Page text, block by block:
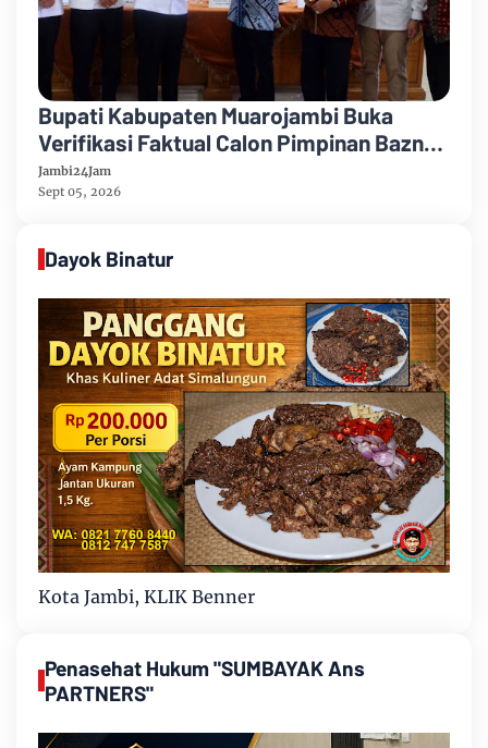
Bupati Kabupaten Muarojambi Buka
Verifikasi Faktual Calon Pimpinan Baznas
Tahun 2026-2031
Jambi24Jam
Sept 05, 2026
Dayok Binatur
Kota Jambi, KLIK Benner
Penasehat Hukum "SUMBAYAK Ans
PARTNERS"